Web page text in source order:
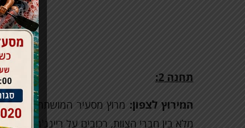
תחנה 2:
המירוץ לצפון: מרוץ מסעיר המושתת על
מלא בין חברי הצוות, רכובים על ריינג'רים